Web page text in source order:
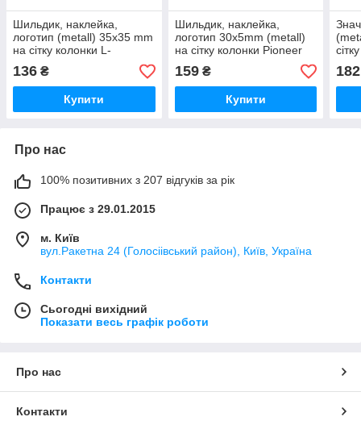
Шильдик, наклейка,
логотип (metall) 35x35 mm
на сітку колонки L-
Acoustics
136 ₴
Купити
Шильдик, наклейка,
логотип 30x5mm (metall)
на сітку колонки Pioneer
159₴
Купити
182
Про нас
100% позитивних з 207 відгуків за рік
Працює з 29.01.2015
м. Київ
вул.Ракетна 24 (Голосіівський район), Київ, Україна
Контакти
Сьогодні вихідний
Показати весь графік роботи
Про нас
Контакти